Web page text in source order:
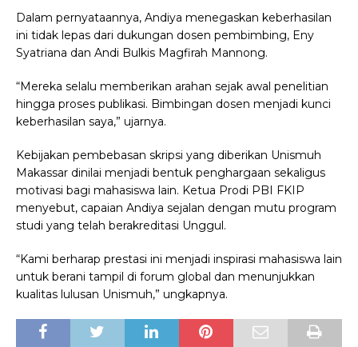
Dalam pernyataannya, Andiya menegaskan keberhasilan
ini tidak lepas dari dukungan dosen pembimbing, Eny
Syatriana dan Andi Bulkis Magfirah Mannong.
“Mereka selalu memberikan arahan sejak awal penelitian
hingga proses publikasi. Bimbingan dosen menjadi kunci
keberhasilan saya,” ujarnya.
Kebijakan pembebasan skripsi yang diberikan Unismuh
Makassar dinilai menjadi bentuk penghargaan sekaligus
motivasi bagi mahasiswa lain. Ketua Prodi PBI FKIP
menyebut, capaian Andiya sejalan dengan mutu program
studi yang telah berakreditasi Unggul.
“Kami berharap prestasi ini menjadi inspirasi mahasiswa lain
untuk berani tampil di forum global dan menunjukkan
kualitas lulusan Unismuh,” ungkapnya.